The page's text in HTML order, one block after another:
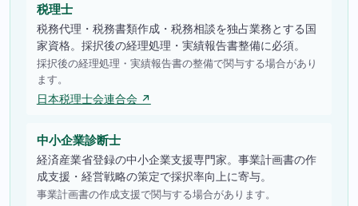
税理士
税務代理・税務書類作成・税務相談を独占業務とする国
家資格。採択後の経理処理・実績報告書整備に必須。
採択後の経理処理・実績報告書の整備で関与する場合があり
ます。
日本税理士会連合会 ↗
中小企業診断士
経済産業省登録の中小企業支援専門家。事業計画書の作
成支援・経営戦略の策定で採択率向上に寄与。
事業計画書の作成支援で関与する場合があります。